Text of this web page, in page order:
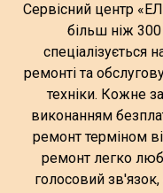
Сервісний центр
більш ніж
спеціалізується
ремонті та
техніки. Кожне
виконанням
ремонт терміном
ремонт легко
голосовий